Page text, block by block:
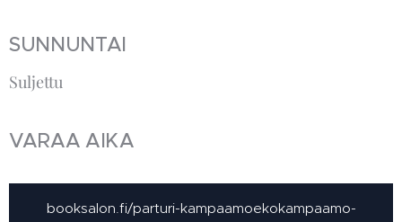
SUNNUNTAI
Suljettu
VARAA AIKA
booksalon.fi/parturi-kampaamoekokampaamo-